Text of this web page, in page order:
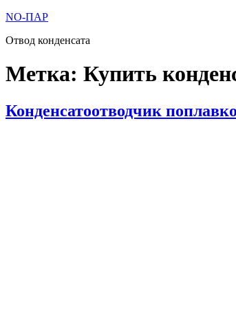
Перейти
содержимому
NO-ПАР
Отвод конденсата
Метка: Купить
Опубликовано
Конденсатоотводчик